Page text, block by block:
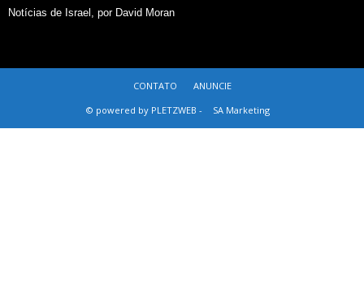
Notícias de Israel, por David Moran
CONTATO
ANUNCIE
© powered by PLETZWEB -
SA Marketing